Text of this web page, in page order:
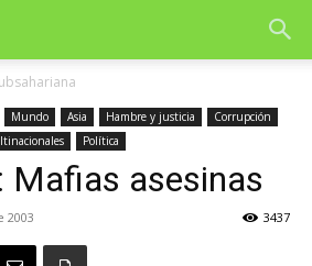
Mundo Asia Hambre y justicia
Corrupción
Política
Mafias asesinas
2003 3437